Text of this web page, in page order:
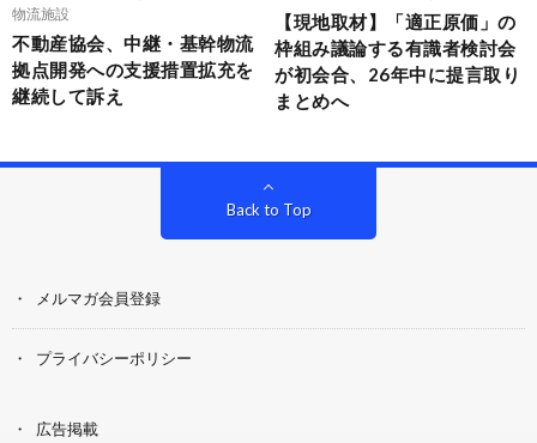
物流施設
不動産協会、中継・基幹物流
拠点開発への支援措置拡充を
継続して訴え
【現地取材】「適正原価」の
枠組み議論する有識者検討会
が初会合、26年中に提言取り
まとめへ
Back to Top
メルマガ会員登録
プライバシーポリシー
広告掲載